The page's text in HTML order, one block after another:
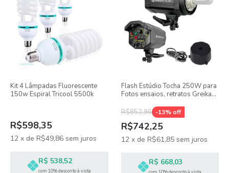
Kit 4 Lâmpadas Fluorescente
150w Espiral Tricool 5500k
R$598,35
12 x de R$49,86 sem juros
R$ 538,52
com 10% desconto à vista
Flash Estúdio Tocha 250W para
Fotos ensaios, retratos Greika
R$852,96 -13% off
R$742,25
12 x de R$61,85 sem juros
R$ 668,03